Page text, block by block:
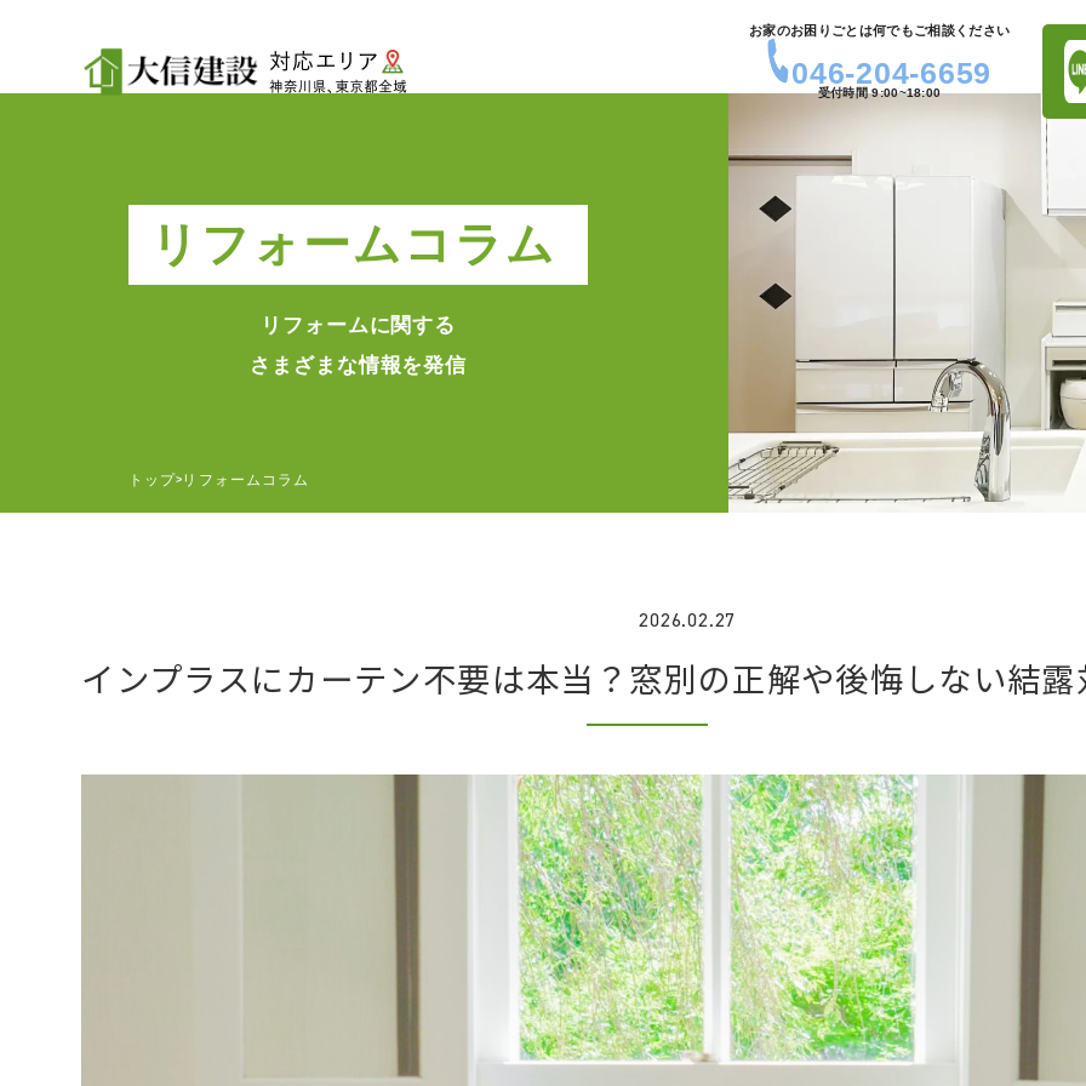
お家のお困りごとは何でもご相談ください
046-204-6659
受付時間 9:00~18:00
リフォームコラム
リフォームに関する
さまざまな情報を発信
トップ> リフォームコラム
2026.02.27
インプラスにカーテン不要は本当？窓別の正解や後悔しない結